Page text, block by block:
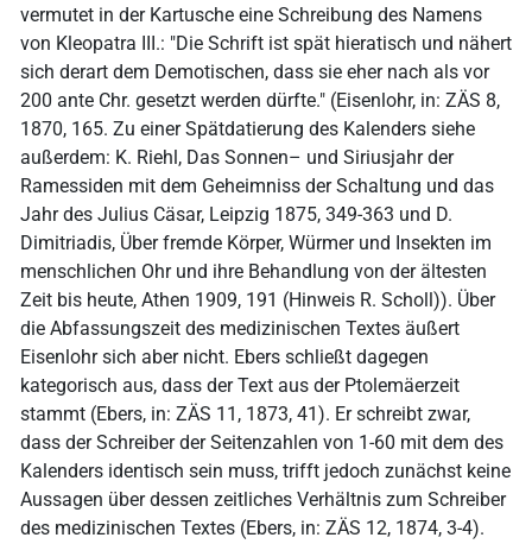
vermutet in der Kartusche eine Schreibung des Namens
von Kleopatra III.: "Die Schrift ist spät hieratisch und nähert
sich derart dem Demotischen, dass sie eher nach als vor
200 ante Chr. gesetzt werden dürfte." (Eisenlohr, in: ZÄS 8,
1870, 165. Zu einer Spätdatierung des Kalenders siehe
außerdem: K. Riehl, Das Sonnen– und Siriusjahr der
Ramessiden mit dem Geheimniss der Schaltung und das
Jahr des Julius Cäsar, Leipzig 1875, 349-363 und D.
Dimitriadis, Über fremde Körper, Würmer und Insekten im
menschlichen Ohr und ihre Behandlung von der ältesten
Zeit bis heute, Athen 1909, 191 (Hinweis R. Scholl)). Über
die Abfassungszeit des medizinischen Textes äußert
Eisenlohr sich aber nicht. Ebers schließt dagegen
kategorisch aus, dass der Text aus der Ptolemäerzeit
stammt (Ebers, in: ZÄS 11, 1873, 41). Er schreibt zwar,
dass der Schreiber der Seitenzahlen von 1-60 mit dem des
Kalenders identisch sein muss, trifft jedoch zunächst keine
Aussagen über dessen zeitliches Verhältnis zum Schreiber
des medizinischen Textes (Ebers, in: ZÄS 12, 1874, 3-4).